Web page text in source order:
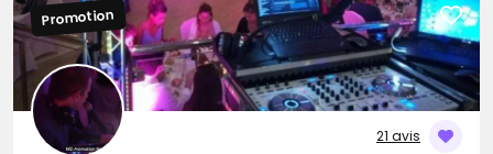
21 avis
Promotion